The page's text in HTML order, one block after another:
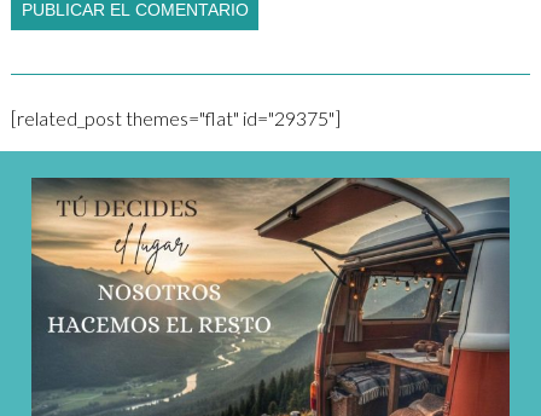
[related_post themes="flat" id="29375"]